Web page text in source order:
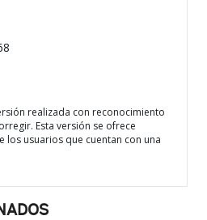
realizada con reconocimiento
Esta versión se ofrece
los usuarios que cuentan con una